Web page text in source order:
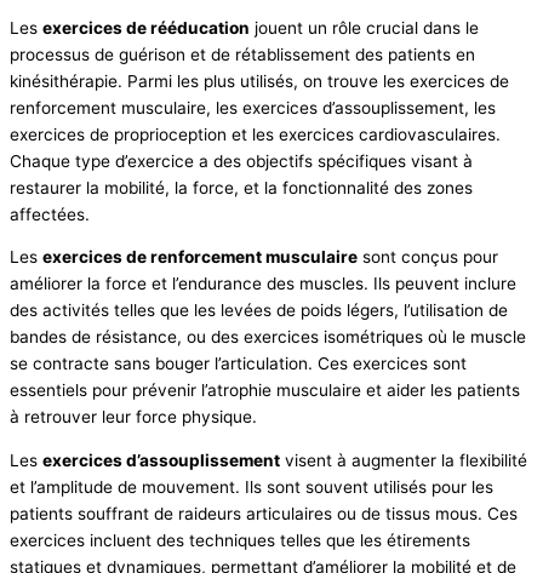
Les exercices de rééducation jouent un rôle crucial dans le
processus de guérison et de rétablissement des patients en
kinésithérapie. Parmi les plus utilisés, on trouve les exercices de
renforcement musculaire, les exercices d’assouplissement, les
exercices de proprioception et les exercices cardiovasculaires.
Chaque type d’exercice a des objectifs spécifiques visant à
restaurer la mobilité, la force, et la fonctionnalité des zones
affectées.
Les exercices de renforcement musculaire sont conçus pour
améliorer la force et l’endurance des muscles. Ils peuvent inclure
des activités telles que les levées de poids légers, l’utilisation de
bandes de résistance, ou des exercices isométriques où le muscle
se contracte sans bouger l’articulation. Ces exercices sont
essentiels pour prévenir l’atrophie musculaire et aider les patients
à retrouver leur force physique.
Les exercices d’assouplissement visent à augmenter la flexibilité
et l’amplitude de mouvement. Ils sont souvent utilisés pour les
patients souffrant de raideurs articulaires ou de tissus mous. Ces
exercices incluent des techniques telles que les étirements
statiques et dynamiques, permettant d’améliorer la mobilité et de